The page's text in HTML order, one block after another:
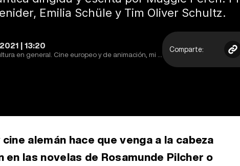
Emilia Schüle y Tim Oliver Schultz.
| 13:20
Colaborador de eCartelera. Apasionado del cine y la cultura en general. Cine europeo y de animación, mi especialidad. Comparte:
alemán hace que venga a la cabeza
las novelas de Rosamunde Pilcher o